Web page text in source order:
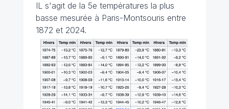
IL s'agit de la 5e températures la plus
basse mesurée à Paris-Montsouris entre
1872 et 2024.